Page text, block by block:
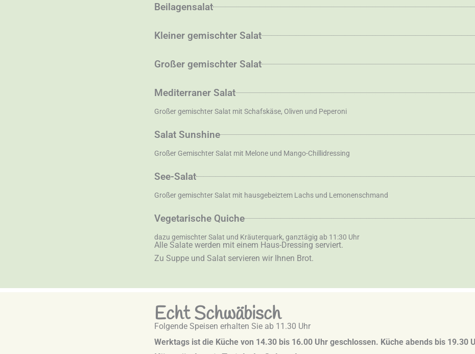
Beilagensalat
Kleiner gemischter Salat
Großer gemischter Salat
Mediterraner Salat
Großer gemischter Salat mit Schafskäse, Oliven und Peperoni
Salat Sunshine
Großer Gemischter Salat mit Melone und Mango-Chillidressing
See-Salat
Großer gemischter Salat mit hausgebeiztem Lachs und Lemonenschmand
Vegetarische Quiche
dazu gemischter Salat und Kräuterquark, ganztägig ab 11:30 Uhr
Alle Salate werden mit einem Haus-Dressing serviert.
Zu Suppe und Salat servieren wir Ihnen Brot.
Echt Schwäbisch
Folgende Speisen erhalten Sie ab 11.30 Uhr
Werktags ist die Küche von 14.30 bis 16.00 Uhr geschlossen. Küche abends bis 19.30